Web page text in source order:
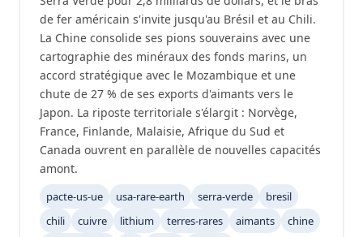
de fer américain s'invite jusqu'au Brésil et au Chili.
La Chine consolide ses pions souverains avec une
cartographie des minéraux des fonds marins, un
accord stratégique avec le Mozambique et une
chute de 27 % de ses exports d'aimants vers le
Japon. La riposte territoriale s'élargit : Norvège,
France, Finlande, Malaisie, Afrique du Sud et
Canada ouvrent en parallèle de nouvelles capacités
amont.
pacte-us-ue usa-rare-earth serra-verde
bresil
chili
cuivre lithium terres-rares aimants
chine